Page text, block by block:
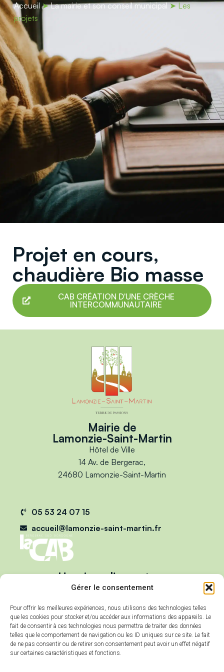
Gérer le consentement
Pour offrir les meilleures expériences, nous utilisons des technologies telles
que les cookies pour stocker et/ou accéder aux informations des appareils. Le
fait de consentir à ces technologies nous permettra de traiter des données
telles que le comportement de navigation ou les ID uniques sur ce site. Le fait
de ne pas consentir ou de retirer son consentement peut avoir un effet négatif
sur certaines caractéristiques et fonctions.
principal
Accueil ➤La mairie et son conseil municipal➤Les
projets
Projet en cours,
chaudière Bio masse
CAB CRÉATION D'UNE CRÈCHE
INTERCOMMUNAUTAIRE
Mairie de
Lamonzie-Saint-Martin
Hôtel de Ville
14 Av. de Bergerac,
24680 Lamonzie-Saint-Martin
05 53 24 07 15
accueil@lamonzie-saint-martin.fr
Horaires d'ouverture
Du lundi au vendredi :
et de 13h00 à 17h00
Mercredi :
de 9h00 à 12h00